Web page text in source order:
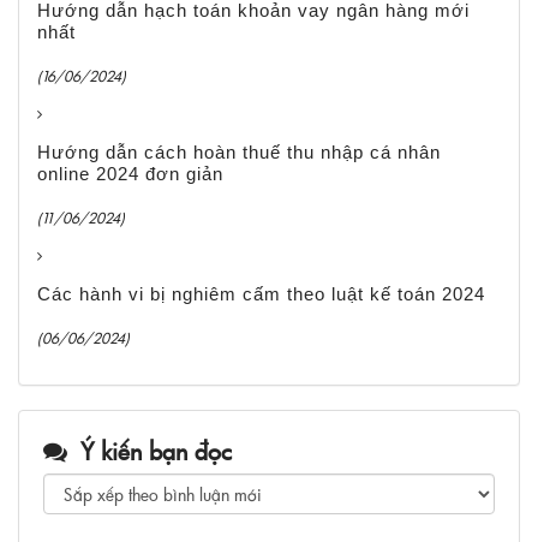
Hướng dẫn hạch toán khoản vay ngân hàng mới
nhất
(16/06/2024)
Hướng dẫn cách hoàn thuế thu nhập cá nhân
online 2024 đơn giản
(11/06/2024)
Các hành vi bị nghiêm cấm theo luật kế toán 2024
(06/06/2024)
Ý kiến bạn đọc